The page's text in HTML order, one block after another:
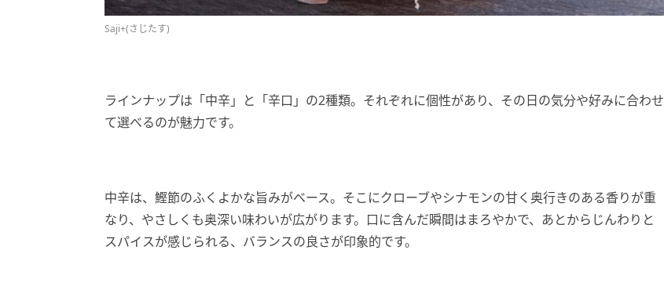
Saji+(さじたす)
ラインナップは「中辛」と「辛口」の2種類。それぞれに個性があり、その日の気分や好みに合わせ
て選べるのが魅力です。
中辛は、鰹節のふくよかな旨みがベース。そこにクローブやシナモンの甘く奥行きのある香りが重
なり、やさしくも奥深い味わいが広がります。口に含んだ瞬間はまろやかで、あとからじんわりと
スパイスが感じられる、バランスの良さが印象的です。